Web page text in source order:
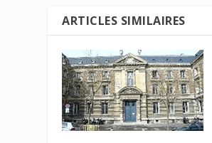
ARTICLES SIMILAIRES